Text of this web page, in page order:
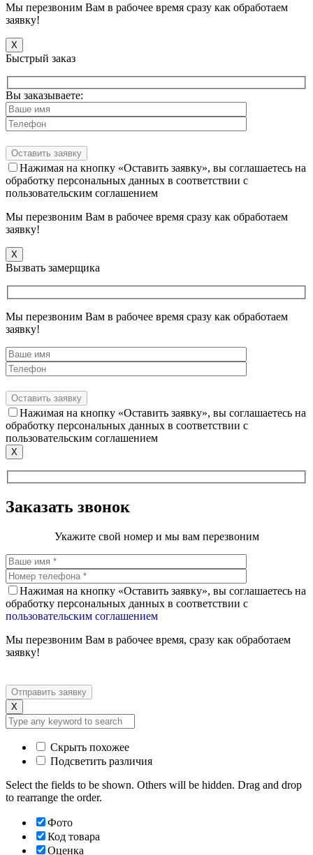
Мы перезвоним Вам в рабочее время сразу как обработаем
заявку!
X
Быстрый заказ
Вы заказываете:
Нажимая на кнопку «Оставить заявку», вы соглашаетесь на
обработку персональных данных в соответствии с
пользовательским соглашением
Мы перезвоним Вам в рабочее время сразу как обработаем
заявку!
X
Вызвать замерщика
Мы перезвоним Вам в рабочее время сразу как обработаем
заявку!
Нажимая на кнопку «Оставить заявку», вы соглашаетесь на
обработку персональных данных в соответствии с
пользовательским соглашением
X
Заказать звонок
Укажите свой номер и мы вам перезвоним
Нажимая на кнопку «Оставить заявку», вы соглашаетесь на
обработку персональных данных в соответствии с
пользовательским соглашением
Мы перезвоним Вам в рабочее время, сразу как обработаем
заявку!
X
Скрыть похожее
Подсветить различия
Select the fields to be shown. Others will be hidden. Drag and drop
to rearrange the order.
Фото
Код товара
Оценка